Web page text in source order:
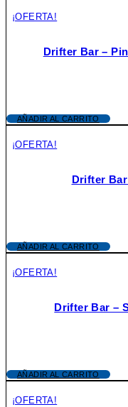
¡OFERTA!
Drifter Bar –
AÑADIR AL CARRITO
¡OFERTA!
Drifter
AÑADIR AL CARRITO
¡OFERTA!
Drifter Bar –
AÑADIR AL CARRITO
¡OFERTA!